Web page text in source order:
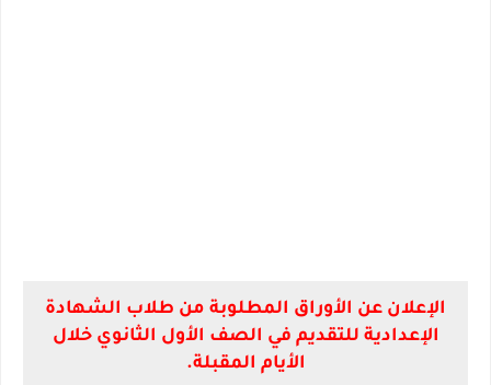
الإعلان عن الأوراق المطلوبة من طلاب الشهادة
الإعدادية للتقديم في الصف الأول الثانوي خلال
الأيام المقبلة.